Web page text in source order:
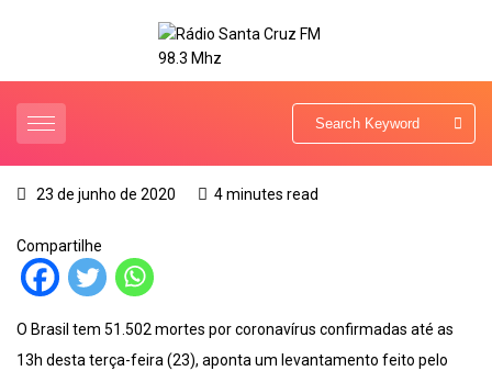
23 de junho de 2020 4 minutes read
Compartilhe
O Brasil tem 51.502 mortes por coronavírus confirmadas até as
13h desta terça-feira (23), aponta um levantamento feito pelo